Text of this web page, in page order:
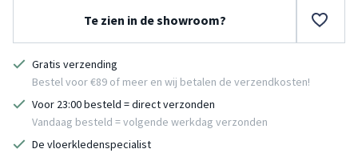
Te zien in de showroom?
Gratis verzending
Bestel voor €89 of meer en wij betalen de verzendkosten!
Voor 23:00 besteld = direct verzonden
Vandaag besteld = volgende werkdag verzonden
De vloerkledenspecialist